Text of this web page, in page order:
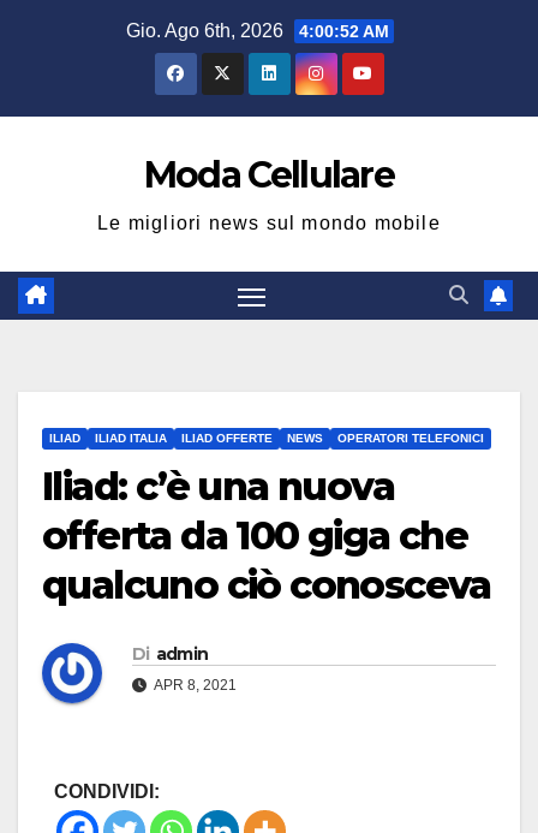
Gio. Ago 6th, 2026 4:00:52 AM
Moda Cellulare
Le migliori news sul mondo mobile
ILIAD ILIAD ITALIA ILIAD OFFERTE NEWS OPERATORI TELEFONICI
Iliad: c’è una nuova
offerta da 100 giga che
qualcuno ciò conosceva
Di admin
APR 8, 2021
CONDIVIDI: